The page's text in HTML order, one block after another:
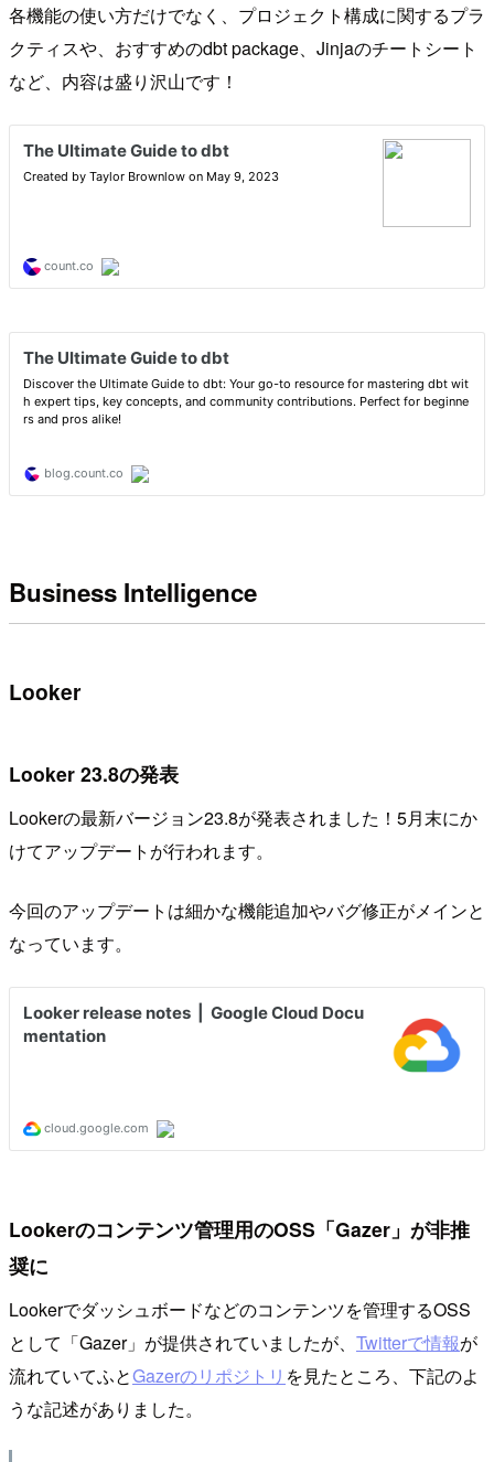
各機能の使い方だけでなく、プロジェクト構成に関するプラ
クティスや、おすすめのdbt package、Jinjaのチートシート
など、内容は盛り沢山です！
Business Intelligence
Looker
Looker 23.8の発表
Lookerの最新バージョン23.8が発表されました！5月末にか
けてアップデートが行われます。
今回のアップデートは細かな機能追加やバグ修正がメインと
なっています。
Lookerのコンテンツ管理用のOSS「Gazer」が非推
奨に
Lookerでダッシュボードなどのコンテンツを管理するOSS
として「Gazer」が提供されていましたが、 Twitterで情報が
流れていてふとGazerのリポジトリ を見たところ、下記のよ
うな記述がありました。